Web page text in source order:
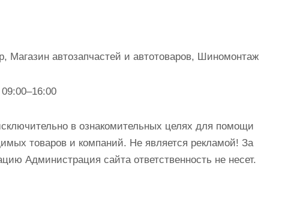
Магазин автозапчастей и автотоваров, Шиномонтаж
в ознакомительных целях для помощи
товаров и компаний. Не является рекламой! За
Администрация сайта ответственность не несет.